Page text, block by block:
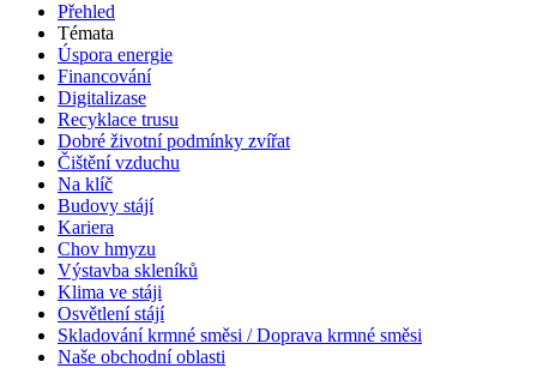
Přehled
Témata
Úspora energie
Financování
Digitalizase
Recyklace trusu
Dobré životní podmínky zvířat
Čištění vzduchu
Na klíč
Budovy stájí
Kariera
Chov hmyzu
Výstavba skleníků
Klima ve stáji
Osvětlení stájí
Skladování krmné směsi / Doprava krmné směsi
Naše obchodní oblasti